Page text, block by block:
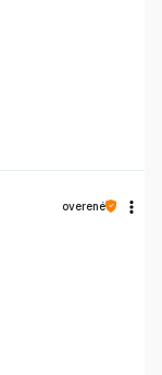
overené